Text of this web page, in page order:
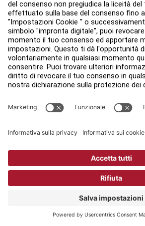
Accessibilità
Accedi ad Facility Connect
Politica Sulla Privacy Di Life Fitness
Copyright © 2026 Life Fitness